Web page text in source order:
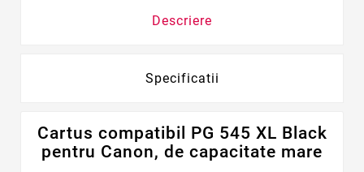
Descriere
Specificatii
Cartus compatibil PG 545 XL Black
pentru Canon, de capacitate mare